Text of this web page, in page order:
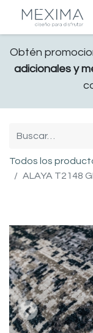
Obtén
adicionales y
Todos los
ALAYA T2148